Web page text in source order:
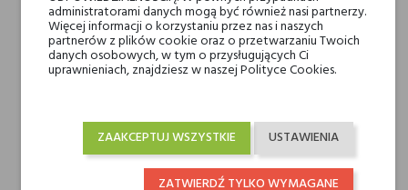
wetyweria, bursztyn,
cedr, fasolka tonka i
białe piżmo
wody perfumowane
administratorami danych mogą być również nasi partnerzy.
Więcej informacji o korzystaniu przez nas i naszych
partnerów z plików cookie oraz o przetwarzaniu Twoich
danych osobowych, w tym o przysługujących Ci
uprawnieniach, znajdziesz w naszej Polityce Cookies.
USTAWIENIA
ZAAKCEPTUJ WSZYSTKIE
ZATWIERDŹ TYLKO WYMAGANE